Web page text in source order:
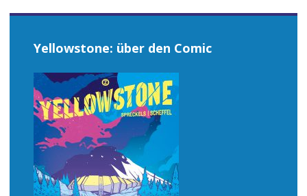
Yellowstone: über den Comic